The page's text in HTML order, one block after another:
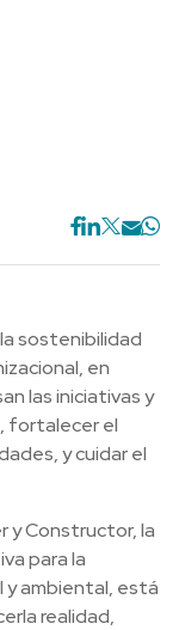
sostenibilidad
en
las iniciativas y
fortalecer el
y cuidar el
y Constructor, la
para la
y ambiental, está
realidad,